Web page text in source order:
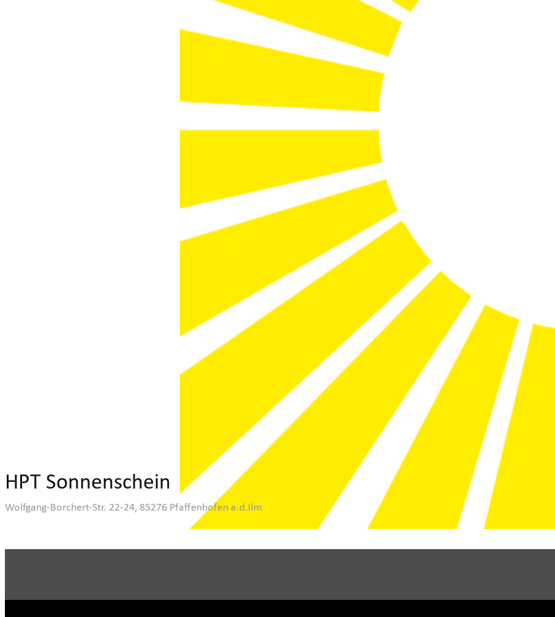
HPT Sonnenschein
Wolfgang-Borchert-Str. 22-24, 85276 Pfaffenhofen a.d.Ilm